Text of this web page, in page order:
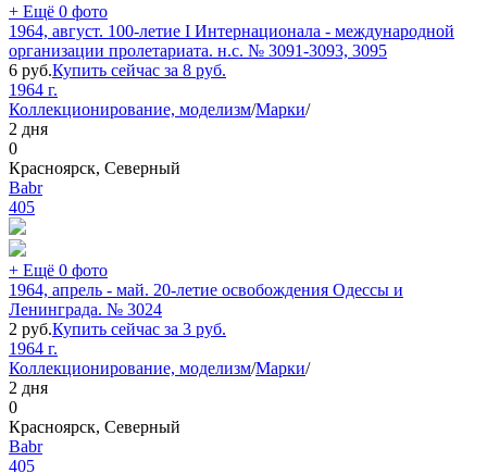
+ Ещё 0 фото
1964, август. 100-летие I Интернационала - международной
организации пролетариата. н.с. № 3091-3093, 3095
6 руб.Купить сейчас за 8 руб.
1964 г.
Коллекционирование, моделизм/Марки/
2 дня
0
Красноярск, Северный
Babr
405
+ Ещё 0 фото
1964, апрель - май. 20-летие освобождения Одессы и
Ленинграда. № 3024
2 руб.Купить сейчас за 3 руб.
1964 г.
Коллекционирование, моделизм/Марки/
2 дня
0
Красноярск, Северный
Babr
405